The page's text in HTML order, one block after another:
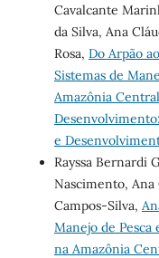
Cavalcante
da Silva, Ana
Rosa, Do Arpão
Sistemas de
Amazônia Central
e
Rayssa Bernardi
Nascimento, Ana
Campos-Silva,
Manejo de
na Amazônia